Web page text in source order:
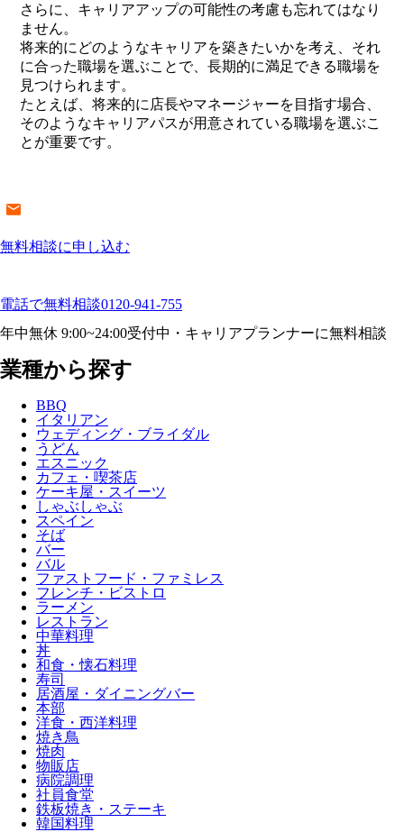
さらに、キャリアアップの可能性の考慮も忘れてはなり
ません。
将来的にどのようなキャリアを築きたいかを考え、それ
に合った職場を選ぶことで、長期的に満足できる職場を
見つけられます。
たとえば、将来的に店長やマネージャーを目指す場合、
そのようなキャリアパスが用意されている職場を選ぶこ
とが重要です。
無料相談に申し込む
電話で無料相談0120-941-755
年中無休 9:00~24:00受付中・キャリアプランナーに無料相談
業種から探す
BBQ
イタリアン
ウェディング・ブライダル
うどん
エスニック
カフェ・喫茶店
ケーキ屋・スイーツ
しゃぶしゃぶ
スペイン
そば
バー
バル
ファストフード・ファミレス
フレンチ・ビストロ
ラーメン
レストラン
中華料理
丼
和食・懐石料理
寿司
居酒屋・ダイニングバー
本部
洋食・西洋料理
焼き鳥
焼肉
物販店
病院調理
社員食堂
鉄板焼き・ステーキ
韓国料理